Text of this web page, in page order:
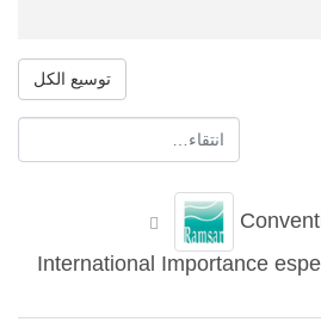
توسيع الكل
International Importance